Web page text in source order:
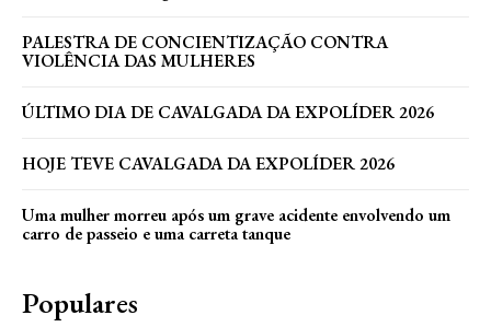
PALESTRA DE CONCIENTIZAÇÃO CONTRA
VIOLÊNCIA DAS MULHERES
ÚLTIMO DIA DE CAVALGADA DA EXPOLÍDER 2026
HOJE TEVE CAVALGADA DA EXPOLÍDER 2026
Uma mulher morreu após um grave acidente envolvendo um
carro de passeio e uma carreta tanque
Populares